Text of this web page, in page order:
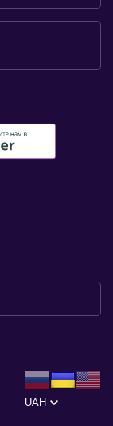
UAH